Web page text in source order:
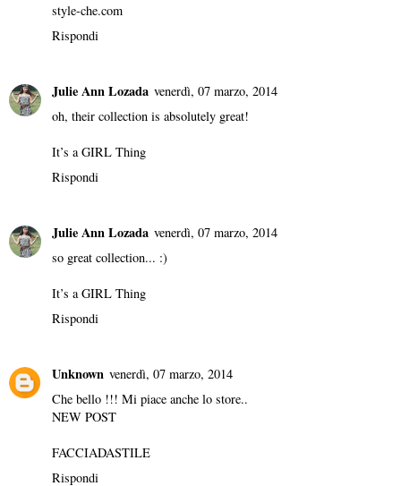
style-che.com
Rispondi
Julie Ann Lozada venerdì, 07 marzo, 2014
oh, their collection is absolutely great!
It’s a GIRL Thing
Rispondi
Julie Ann Lozada venerdì, 07 marzo, 2014
so great collection... :)
It’s a GIRL Thing
Rispondi
Unknown venerdì, 07 marzo, 2014
Che bello !!! Mi piace anche lo store..
NEW POST
FACCIADASTILE
Rispondi